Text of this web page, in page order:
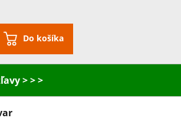
Do košíka
> > >